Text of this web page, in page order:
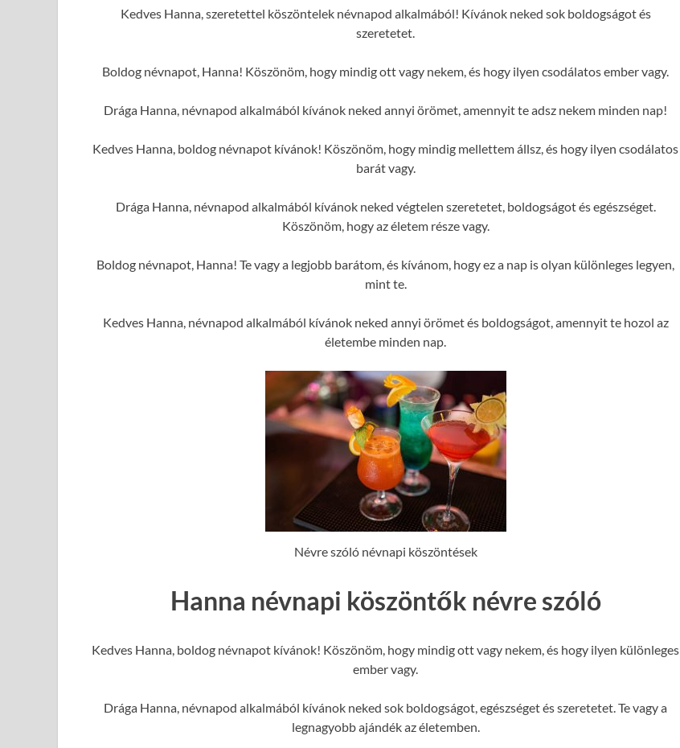
Kedves Hanna, szeretettel köszöntelek névnapod alkalmából! Kívánok neked sok boldogságot és
szeretetet.
Boldog névnapot, Hanna! Köszönöm, hogy mindig ott vagy nekem, és hogy ilyen csodálatos ember vagy.
Drága Hanna, névnapod alkalmából kívánok neked annyi örömet, amennyit te adsz nekem minden nap!
Kedves Hanna, boldog névnapot kívánok! Köszönöm, hogy mindig mellettem állsz, és hogy ilyen csodálatos
barát vagy.
Drága Hanna, névnapod alkalmából kívánok neked végtelen szeretetet, boldogságot és egészséget.
Köszönöm, hogy az életem része vagy.
Boldog névnapot, Hanna! Te vagy a legjobb barátom, és kívánom, hogy ez a nap is olyan különleges legyen,
mint te.
Kedves Hanna, névnapod alkalmából kívánok neked annyi örömet és boldogságot, amennyit te hozol az
életembe minden nap.
Névre szóló névnapi köszöntések
Hanna névnapi köszöntők névre szóló
Kedves Hanna, boldog névnapot kívánok! Köszönöm, hogy mindig ott vagy nekem, és hogy ilyen különleges
ember vagy.
Drága Hanna, névnapod alkalmából kívánok neked sok boldogságot, egészséget és szeretetet. Te vagy a
legnagyobb ajándék az életemben.